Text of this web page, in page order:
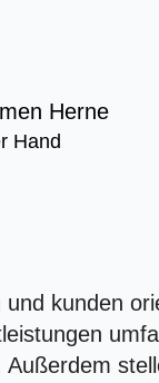
Herne
Hand
kunden